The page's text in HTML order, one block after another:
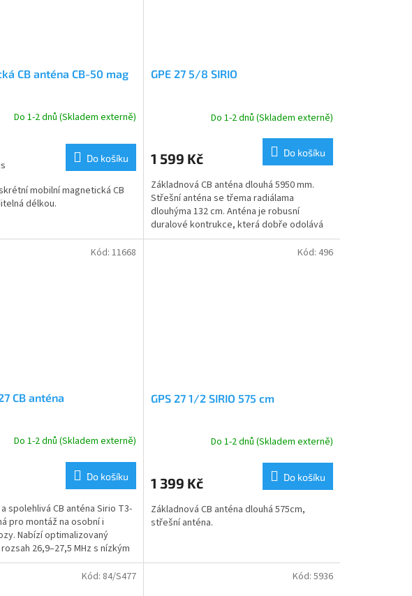
CB anténa CB-50 mag
Do 1-2 dnů (Skladem externě)
Do košíku
mobilní magnetická CB
délkou.
GPE 27 5/8 SIRIO
Do 1-2 dnů (Skladem externě)
1 599 Kč Do košíku
Základnová CB anténa dlouhá 5950 mm.
Střešní anténa se třema radiálama
dlouhýma 132 cm. Anténa je robusní
duralové kontrukce, která dobře odolává
povětrnostním vlivům.
CB anténa
Do 1-2 dnů (Skladem externě)
Do košíku
spolehlivá CB anténa Sirio T3-
pro montáž na osobní i
Nabízí optimalizovaný
26,9–27,5 MHz s nízkým
(SWR...
Kód: 11668
GPS 27 1/2 SIRIO 575 cm
Do 1-2 dnů (Skladem externě)
1 399 Kč Do košíku
Základnová CB anténa dlouhá 575cm,
střešní anténa.
Kód: 496
Kód: 84/S477 Kód: 5936